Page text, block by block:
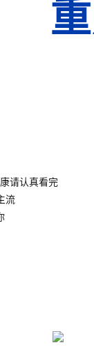
请认真看完
流